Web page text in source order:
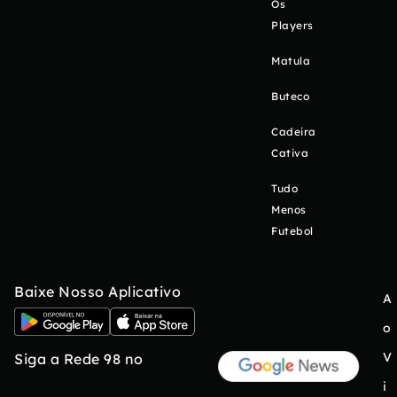
Os
Players
Matula
Buteco
Cadeira
Cativa
Tudo
Menos
Futebol
Baixe Nosso Aplicativo
Siga a Rede 98 no
A
o
V
i